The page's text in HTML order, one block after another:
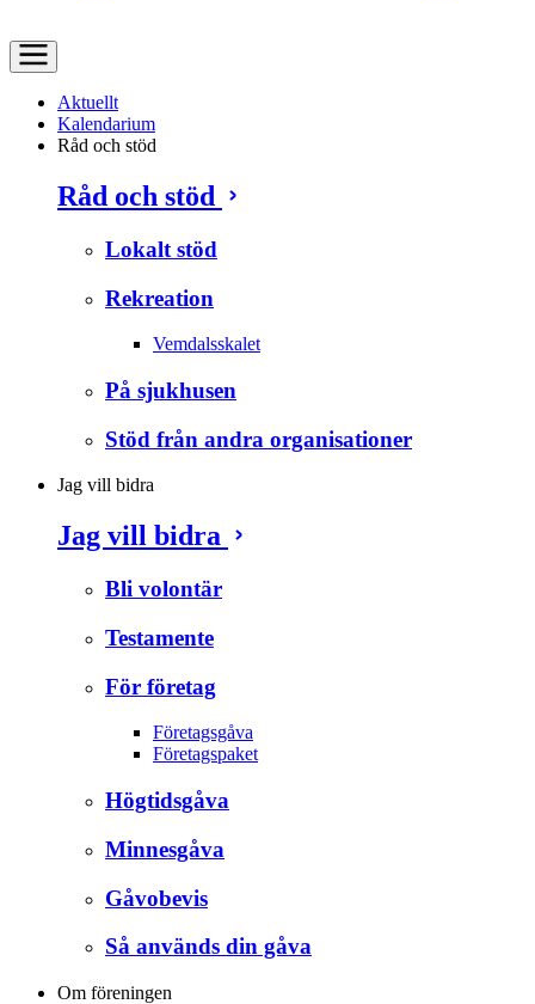
Aktuellt
Kalendarium
Råd och stöd
Råd och stöd
Lokalt stöd
Rekreation
Vemdalsskalet
På sjukhusen
Stöd från andra organisationer
Jag vill bidra
Jag vill bidra
Bli volontär
Testamente
För företag
Företagsgåva
Företagspaket
Högtidsgåva
Minnesgåva
Gåvobevis
Så används din gåva
Om föreningen